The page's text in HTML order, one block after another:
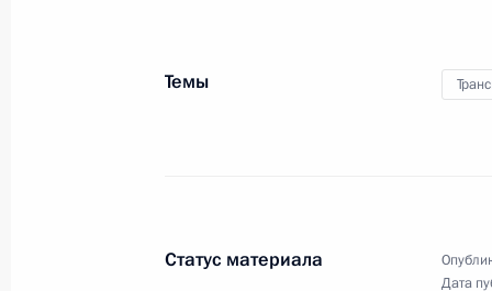
Минздрав наделён полномочием
Законом уточняется определение
Темы
Статус материала
Дата